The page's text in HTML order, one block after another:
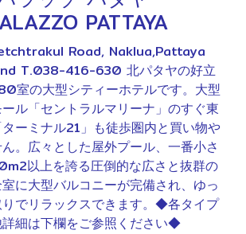
PATTAYA
Road, Naklua,Pattaya
T.038-416-630 北パタヤの好立
室の大型シティーホテルです。大型
ル「セントラルマリーナ」のすぐ東
ーミナル21」も徒歩圏内と買い物や
。広々とした屋外プール、一番小さ
以上を誇る圧倒的な広さと抜群の
に大型バルコニーが完備され、ゆっ
でリラックスできます。◆各タイプ
細は下欄をご参照ください◆